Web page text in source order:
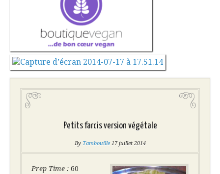
Petits farcis version végétale
By Tambouille 17 juillet 2014
Prep Time : 60